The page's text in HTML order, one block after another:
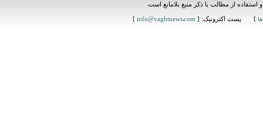
از مطالب با ذکر منبع بلامانع است
] پست اکترونیک: [ info@vaghtnews.com
]